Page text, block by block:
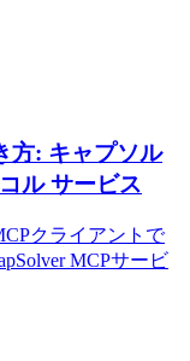
方: キャプソル
ル サービス
クライアントで
MCPサービ